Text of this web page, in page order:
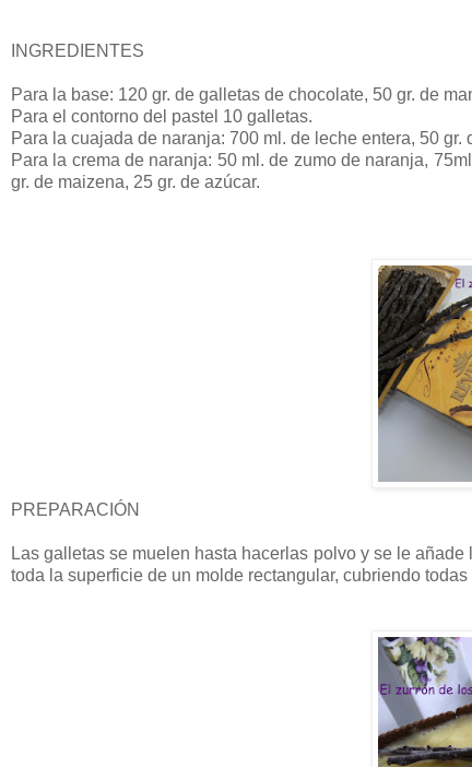
INGREDIENTES
Para la base: 120 gr. de galletas de chocolate, 50 gr. de
Para el contorno del pastel 10 galletas.
Para la cuajada de naranja: 700 ml. de leche entera, 50
Para la crema de naranja: 50 ml. de zumo de naranja,
gr. de maizena, 25 gr. de azúcar.
PREPARACIÓN
Las galletas se muelen hasta hacerlas polvo y se le
toda la superficie de un molde rectangular, cubriendo